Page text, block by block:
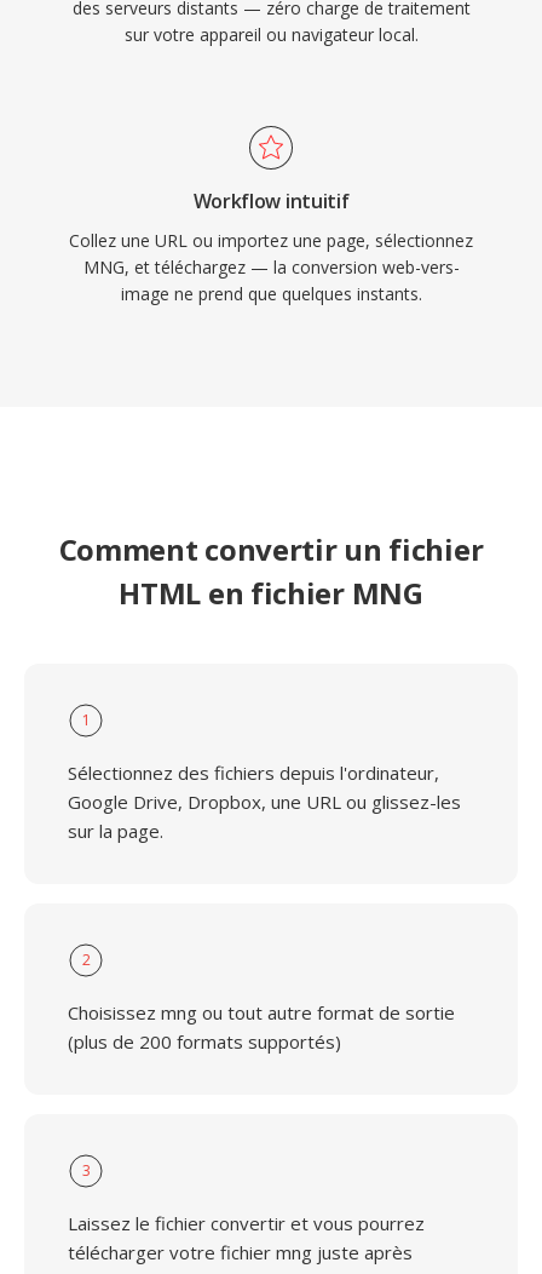
des serveurs distants — zéro charge de traitement
sur votre appareil ou navigateur local.
Workflow intuitif
Collez une URL ou importez une page, sélectionnez
MNG, et téléchargez — la conversion web-vers-
image ne prend que quelques instants.
Comment convertir un fichier
HTML en fichier MNG
1
Sélectionnez des fichiers depuis l'ordinateur,
Google Drive, Dropbox, une URL ou glissez-les
sur la page.
2
Choisissez mng ou tout autre format de sortie
(plus de 200 formats supportés)
3
Laissez le fichier convertir et vous pourrez
télécharger votre fichier mng juste après